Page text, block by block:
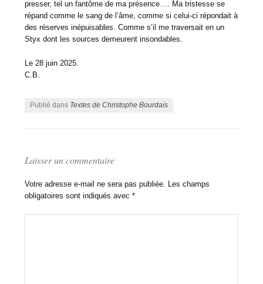
presser, tel un fantôme de ma présence…. Ma tristesse se
répand comme le sang de l’âme, comme si celui-ci répondait à
des réserves inépuisables. Comme s’il me traversait en un
Styx dont les sources demeurent insondables.
Le 28 juin 2025.
C.B.
Publié dans Textes de Christophe Bourdais
Laisser un commentaire
Votre adresse e-mail ne sera pas publiée. Les champs
obligatoires sont indiqués avec*